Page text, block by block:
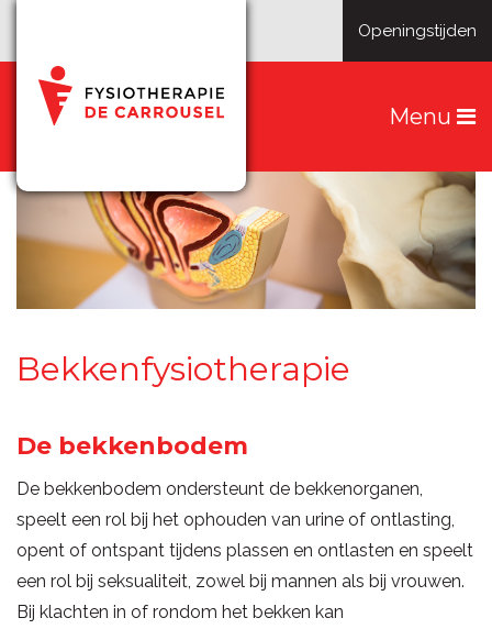
Openingstijden
Menu
Bekkenfysiotherapie
De bekkenbodem
De bekkenbodem ondersteunt de bekkenorganen,
speelt een rol bij het ophouden van urine of ontlasting,
opent of ontspant tijdens plassen en ontlasten en speelt
een rol bij seksualiteit, zowel bij mannen als bij vrouwen.
Bij klachten in of rondom het bekken kan